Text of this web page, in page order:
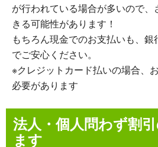
が行われている場合が多いので
きる可能性があります！
もちろん現金でのお支払いも、
でご安心ください。
※クレジットカード払いの場合、
必要があります
法人・個人問わず割
ます